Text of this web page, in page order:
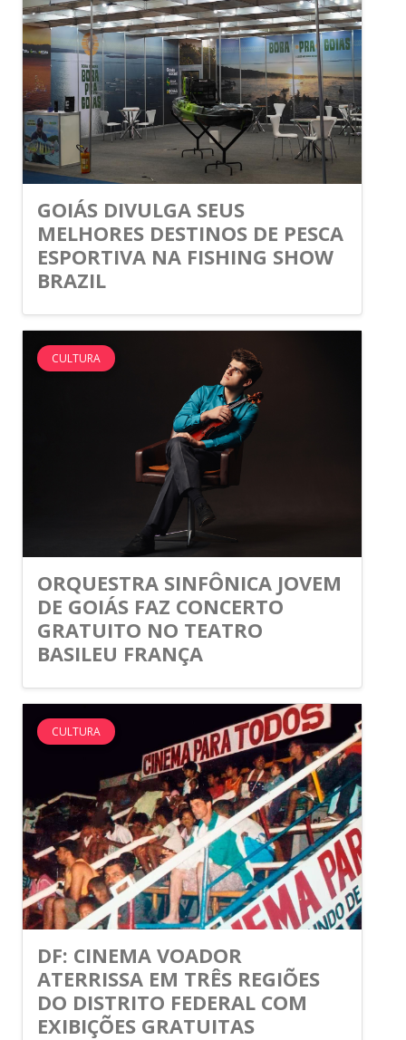
GOIÁS DIVULGA SEUS
MELHORES DESTINOS DE PESCA
ESPORTIVA NA FISHING SHOW
BRAZIL
CULTURA
ORQUESTRA SINFÔNICA JOVEM
DE GOIÁS FAZ CONCERTO
GRATUITO NO TEATRO
BASILEU FRANÇA
CULTURA
DF: CINEMA VOADOR
ATERRISSA EM TRÊS REGIÕES
DO DISTRITO FEDERAL COM
EXIBIÇÕES GRATUITAS